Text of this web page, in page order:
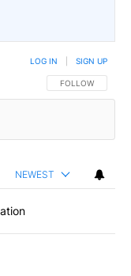
FOLLOW THIS
FOLLOW
LOG IN SIGN UP
NEWEST